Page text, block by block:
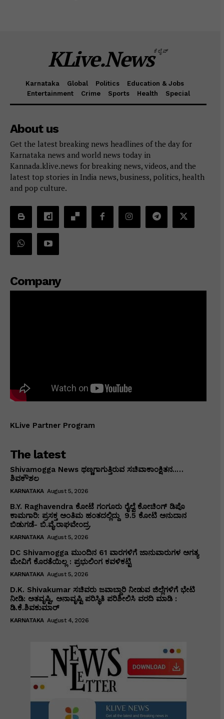
KLive.Newsಕೆಲೈವ್
Karnataka Global Politics
Education & Jobs
Entertainment
Crime Sports Health Special
About us
Get the latest breaking news headlines of the day for
Karnataka news and world news today in
Kannada.klive.news for breaking news, videos, and the
latest top stories in India news, business, politics, health
and pop culture.
Company
KLive Partner Program
The latest
Shivamogga News ಥಣ್ಣಗಾಗುತ್ತಿರುವ ಸಚಿವಾಕಾಂಕ್ಷಿತನ..…
ಶಿವಕೌಶಲ
KARNATAKA August 5, 2026
B.Y. Raghavendra ಕೋಟೆ ಗಂಗೂರು ರೈಲ್ವೆ ಕೋಚಿಂಗ್ ಡಿಪೊ
ಕಾಮಗಾರಿ: ಪ್ರಸಕ್ತ ಅಂತಿಮ ಹಂತದಲ್ಲಿದ್ದು ₹ 9.5 ಕೋಟಿ ಅನುದಾನ
ಬಿಡುಗಡೆ- ಬಿ.ವೈ.ರಾಘವೇಂದ್ರ.
KARNATAKA August 5, 2026
DC Shivamogga ಮುಂದಿನ 61 ವಾರಗಳಿಗೆ ಜಾನುವಾರುಗಳ ಅಗತ್ಯ
ಮೇವಿಗೆ ಕೊರತೆಯಿಲ್ಲ : ಪ್ರಭುಲಿಂಗ ಕವಳಿಕಟ್ಟಿ
KARNATAKA August 5, 2026
D.K. Shivakumar ಸಚಿವರು ಜವಾಬ್ದಾರಿ ನೀಡುವ ಜಿಲ್ಲೆಗಳಿಗೆ ಭೇಟಿ
ನೀಡಿ: ಅತವೃಷ್ಟಿ, ಅನಾವೃಷ್ಟಿ ಪರಿಸ್ಥಿತಿ ಪರಿಶೀಲಿಸಿ ವರದಿ ಮಾಡಿ :
ಡಿ.ಕೆ.ಶಿವಕುಮಾರ್
KARNATAKA August 4, 2026